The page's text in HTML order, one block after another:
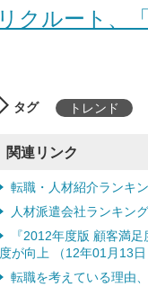
リクルート、
タグ トレンド
関連リンク
転職・人材紹介ランキ
人材派遣会社ランキング
『2012年度版 顧客満
度が向上 （12年01月13日
転職を考えている理由